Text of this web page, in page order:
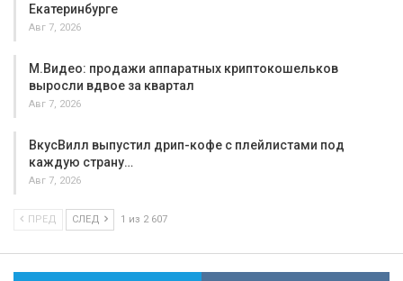
Екатеринбурге
Авг 7, 2026
М.Видео: продажи аппаратных криптокошельков
выросли вдвое за квартал
Авг 7, 2026
ВкусВилл выпустил дрип-кофе с плейлистами под
каждую страну…
Авг 7, 2026
ПРЕД СЛЕД 1 из 2 607